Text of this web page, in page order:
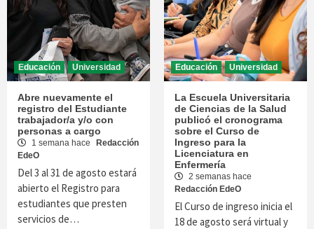
Educación Universidad
Abre nuevamente el
registro del Estudiante
trabajador/a y/o con
personas a cargo
1 semana hace
Redacción
EdeO
Del 3 al 31 de agosto estará
abierto el Registro para
estudiantes que presten
servicios de…
Educación Universidad
La Escuela Universitaria
de Ciencias de la Salud
publicó el cronograma
sobre el Curso de
Ingreso para la
Licenciatura en
Enfermería
2 semanas hace
Redacción EdeO
El Curso de ingreso inicia el
18 de agosto será virtual y